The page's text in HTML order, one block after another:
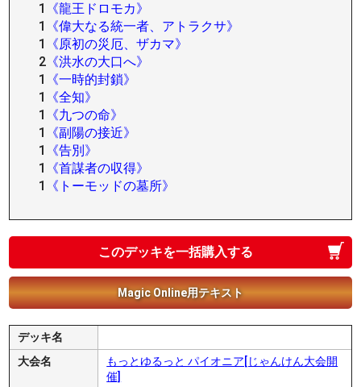
1
《龍王ドロモカ》
1
《偉大なる統一者、アトラクサ》
1
《原初の災厄、ザカマ》
2 《洪水の大口へ》
1
《一時的封鎖》
1
《全知》
1
《九つの命》
1
《副陽の接近》
1
《告別》
1
《首謀者の収得》
1
《トーモッドの墓所》
このデッキを一括購入する
Magic Online用テキスト
デッキ名
大会名
もっとゆるっと パイオニア[じゃんけん大会開
催]